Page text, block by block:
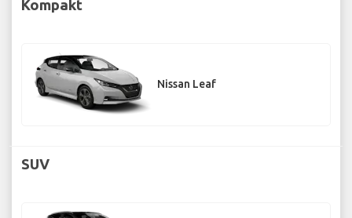
Kompakt
Nissan Leaf
SUV